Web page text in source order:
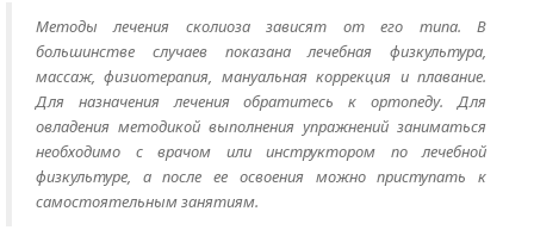
Методы лечения сколиоза зависят от его типа. В
большинстве случаев показана лечебная физкультура,
массаж, физиотерапия, мануальная коррекция и плавание.
Для назначения лечения обратитесь к ортопеду. Для
овладения методикой выполнения упражнений заниматься
необходимо с врачом или инструктором по лечебной
физкультуре, а после ее освоения можно приступать к
самостоятельным занятиям.